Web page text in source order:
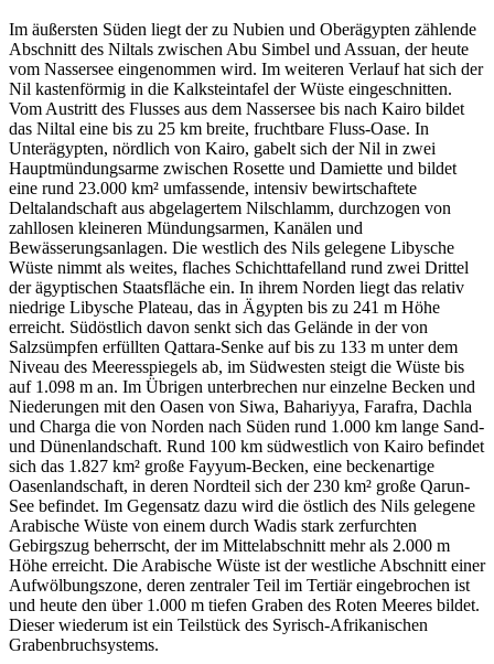
Im äußersten Süden liegt der zu Nubien und Oberägypten zählende
Abschnitt des Niltals zwischen Abu Simbel und Assuan, der heute
vom Nassersee eingenommen wird. Im weiteren Verlauf hat sich der
Nil kastenförmig in die Kalksteintafel der Wüste eingeschnitten.
Vom Austritt des Flusses aus dem Nassersee bis nach Kairo bildet
das Niltal eine bis zu 25 km breite, fruchtbare Fluss-Oase. In
Unterägypten, nördlich von Kairo, gabelt sich der Nil in zwei
Hauptmündungsarme zwischen Rosette und Damiette und bildet
eine rund 23.000 km² umfassende, intensiv bewirtschaftete
Deltalandschaft aus abgelagertem Nilschlamm, durchzogen von
zahllosen kleineren Mündungsarmen, Kanälen und
Bewässerungsanlagen. Die westlich des Nils gelegene Libysche
Wüste nimmt als weites, flaches Schichttafelland rund zwei Drittel
der ägyptischen Staatsfläche ein. In ihrem Norden liegt das relativ
niedrige Libysche Plateau, das in Ägypten bis zu 241 m Höhe
erreicht. Südöstlich davon senkt sich das Gelände in der von
Salzsümpfen erfüllten Qattara-Senke auf bis zu 133 m unter dem
Niveau des Meeresspiegels ab, im Südwesten steigt die Wüste bis
auf 1.098 m an. Im Übrigen unterbrechen nur einzelne Becken und
Niederungen mit den Oasen von Siwa, Bahariyya, Farafra, Dachla
und Charga die von Norden nach Süden rund 1.000 km lange Sand-
und Dünenlandschaft. Rund 100 km südwestlich von Kairo befindet
sich das 1.827 km² große Fayyum-Becken, eine beckenartige
Oasenlandschaft, in deren Nordteil sich der 230 km² große Qarun-
See befindet. Im Gegensatz dazu wird die östlich des Nils gelegene
Arabische Wüste von einem durch Wadis stark zerfurchten
Gebirgszug beherrscht, der im Mittelabschnitt mehr als 2.000 m
Höhe erreicht. Die Arabische Wüste ist der westliche Abschnitt einer
Aufwölbungszone, deren zentraler Teil im Tertiär eingebrochen ist
und heute den über 1.000 m tiefen Graben des Roten Meeres bildet.
Dieser wiederum ist ein Teilstück des Syrisch-Afrikanischen
Grabenbruchsystems.